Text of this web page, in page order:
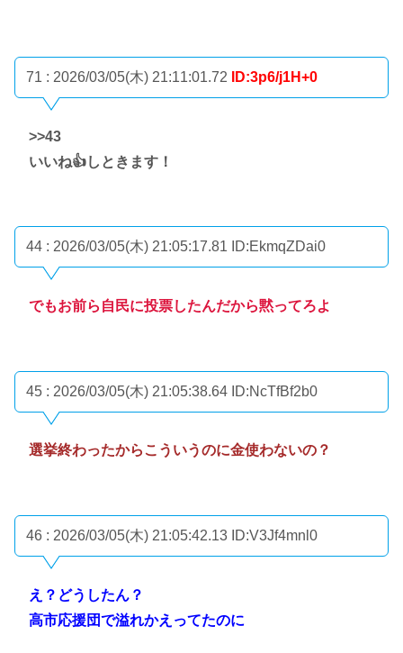
71 : 2026/03/05(木) 21:11:01.72 ID:3p6/j1H+0
>>43
いいね👍しときます！
44 : 2026/03/05(木) 21:05:17.81 ID:EkmqZDai0
でもお前ら自民に投票したんだから黙ってろよ
45 : 2026/03/05(木) 21:05:38.64 ID:NcTfBf2b0
選挙終わったからこういうのに金使わないの？
46 : 2026/03/05(木) 21:05:42.13 ID:V3Jf4mnl0
え？どうしたん？
高市応援団で溢れかえってたのに